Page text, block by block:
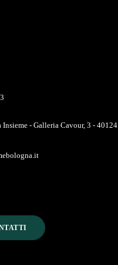
- Galleria Cavour, 3 - 40124